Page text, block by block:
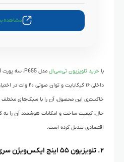
مشاهده
با خرید تلویزیون تی‌سی‌ال
داخلی ۱۶ گیگابایت
خاکستری این محصول، آن را با سبک‌های
حال، کیفیت ساخت و امکانات هوشمند آن را به
اقتصادی تبدیل کرده است.
۲. تلویزیون ۵۵ اینج ایکس‌ویژن سری ۷ مدل XYU785